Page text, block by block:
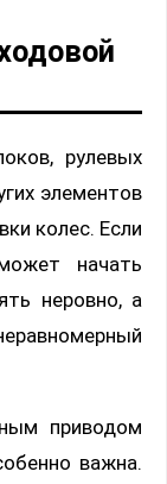
рулевых
элементов
колес. Если
начать
неровно, а
приводом
важна.